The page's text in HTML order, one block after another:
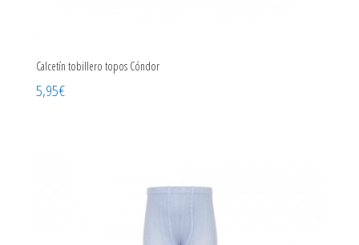
Calcetín tobillero topos Cóndor
5,95€